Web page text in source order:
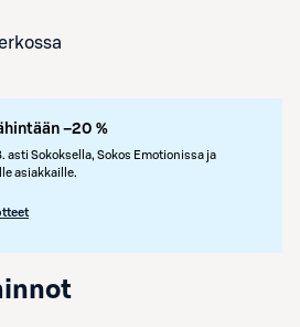
–20 %
asti Sokoksella, Sokos Emotionissa ja
asiakkaille.